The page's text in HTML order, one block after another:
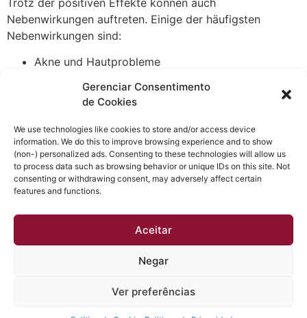
Gerenciar Consentimento
de Cookies
We use technologies like cookies to store and/or access device
information. We do this to improve browsing experience and to show
(non-) personalized ads. Consenting to these technologies will allow us
to process data such as browsing behavior or unique IDs on this site. Not
consenting or withdrawing consent, may adversely affect certain
features and functions.
Aceitar
Negar
Ver preferências
Nebenwirkungen auftreten. Einige der häufigsten
Nebenwirkungen sind:
Akne und Hautprobleme
Haarausfall bei genetisch veranlagten Individuen
Leicht erhöhte Cholesterinwerte
Es ist wichtig, sich vor der Einnahme von Metenolone
Acetate eingehend zu informieren und im besten Fall
einen Arzt oder Spezialisten zu konsultieren. So können
Sie die Risiken minimieren und die besten Ergebnisse
erzielen.
Obtenha a melhor qualidade acústica e térmica em sua
casa. Esquadrias instaladas em até 30 dias e sem dor
de cabeça.